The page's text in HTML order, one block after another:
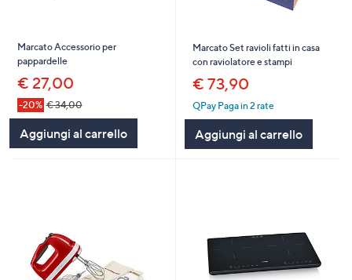
Marcato Accessorio per
pappardelle
€ 27,00
-20% € 34,00
Aggiungi al carrello
Marcato Set ravioli fatti in casa
con raviolatore e stampi
€ 73,90
QPay Paga in 2 rate
Aggiungi al carrello